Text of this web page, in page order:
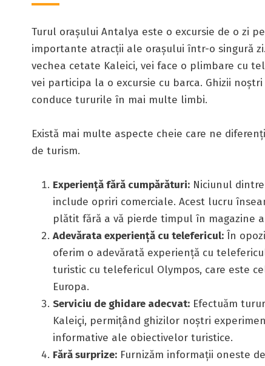
Turul orașului Antalya este o excursie de o zi
importante atracții ale orașului într-o singură zi.
vechea cetate Kaleici, vei face o plimbare cu
vei participa la o excursie cu barca. Ghizii
conduce tururile în mai multe limbi.
Există mai multe aspecte cheie care ne
de turism.
Experiență fără cumpărături: Niciunul
include opriri comerciale. Acest lucru
plătit fără a vă pierde timpul în magazine
Adevărata experiență cu telefericul: În
oferim o adevărată experiență cu
turistic cu telefericul Olympos, care este
Europa.
Serviciu de ghidare adecvat: Efectuăm
Kaleiçi, permițând ghizilor noștri
informative ale obiectivelor turistice.
Fără surprize: Furnizăm informații oneste